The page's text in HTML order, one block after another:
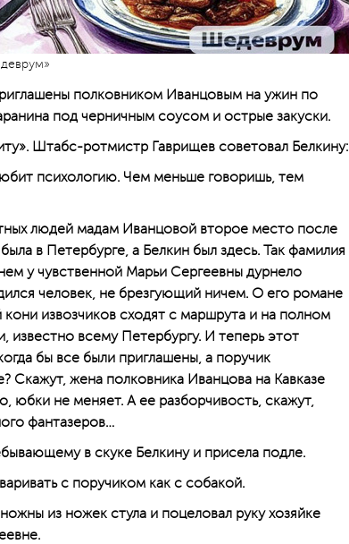
полковником Иванцовым на ужин по
под черничным соусом и острые закуски.
Штабс-ротмистр Гаврищев советовал Белкину:
психологию. Чем меньше говоришь, тем
людей мадам Иванцовой второе место после
в Петербурге, а Белкин был здесь. Так фамилия
у чувственной Марьи Сергеевны дурнело
человек, не брезгующий ничем. О его романе
извозчиков сходят с маршрута и на полном
известно всему Петербургу. И теперь этот
бы все были приглашены, а поручик
Скажут, жена полковника Иванцова на Кавказе
юбки не меняет. А ее разборчивость, скажут,
фантазеров…
в скуке Белкину и присела подле.
с поручиком как с собакой.
из ножек стула и поцеловал руку хозяйке